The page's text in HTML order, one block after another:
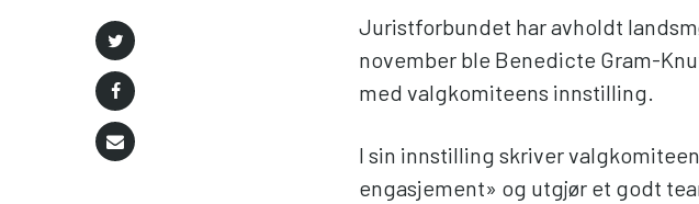
Juristforbundet har avholdt
november ble Benedicte Gram-
med valgkomiteens innstilling.
I sin innstilling skriver
engasjement» og utgjør et godt